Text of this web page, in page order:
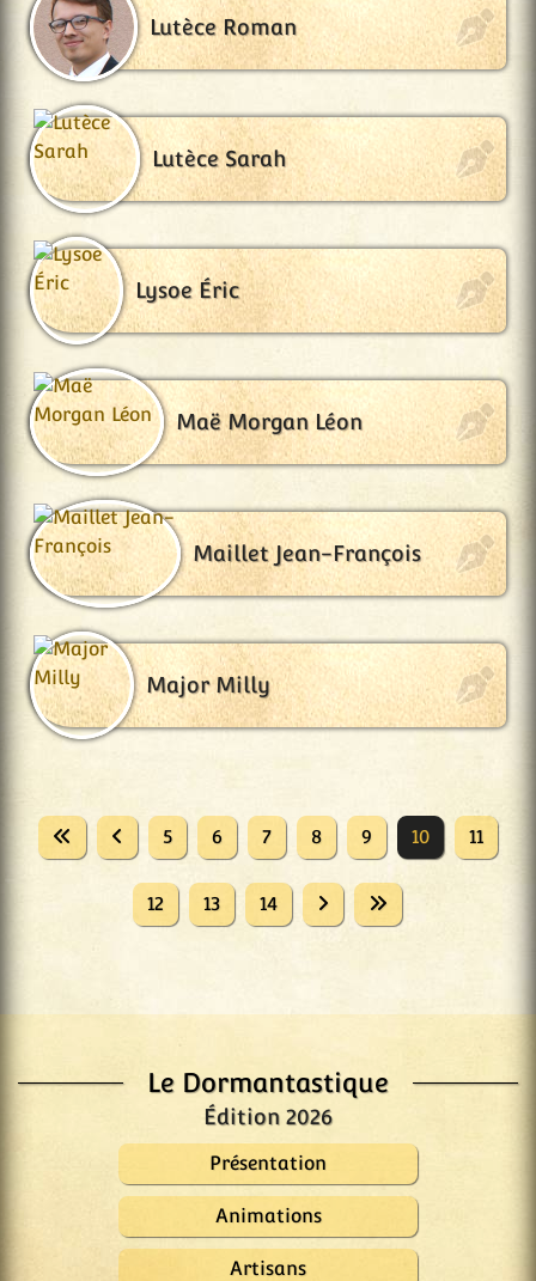
Le Dormantastique
Édition 2026
Présentation
Animations
Artisans
Lutèce Roman
Lutèce Sarah
Lysoe Éric
Maë Morgan Léon
Maillet Jean-François
Major Milly
5 6 7 8 9 10 11
12 13 14